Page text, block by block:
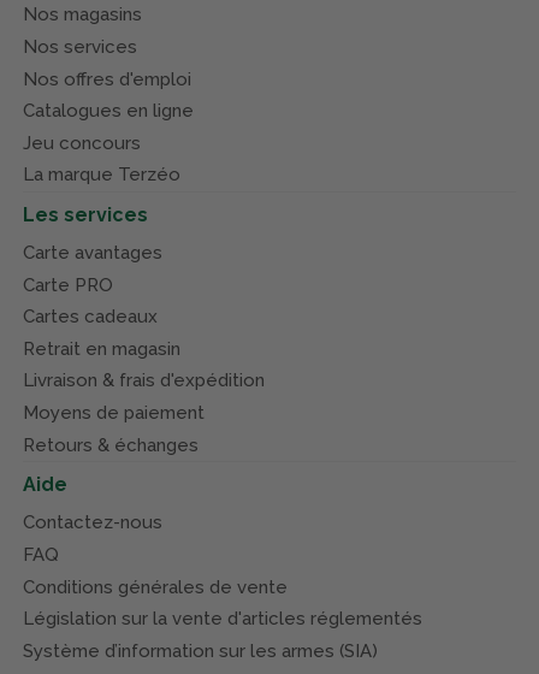
Nos magasins
Nos services
Nos offres d'emploi
Catalogues en ligne
Jeu concours
La marque Terzéo
Les services
Carte avantages
Carte PRO
Cartes cadeaux
Retrait en magasin
Livraison & frais d'expédition
Moyens de paiement
Retours & échanges
Aide
Contactez-nous
FAQ
Conditions générales de vente
Législation sur la vente d'articles réglementés
Système d’information sur les armes (SIA)